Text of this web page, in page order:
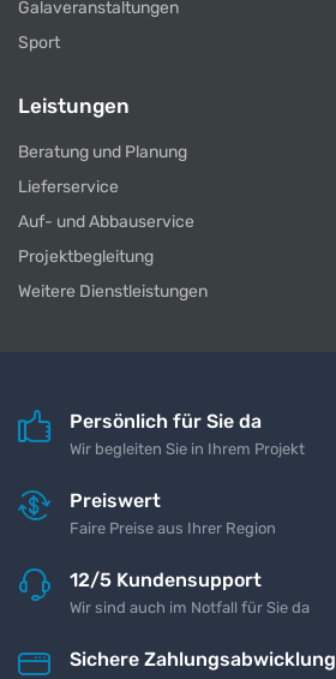
Galaveranstaltungen
Sport
Leistungen
Beratung und Planung
Lieferservice
Auf- und Abbauservice
Projektbegleitung
Weitere Dienstleistungen
Persönlich für Sie da
Wir begleiten Sie in Ihrem Projekt
Preiswert
Faire Preise aus Ihrer Region
12/5 Kundensupport
Wir sind auch im Notfall für Sie da
Sichere Zahlungsabwicklung